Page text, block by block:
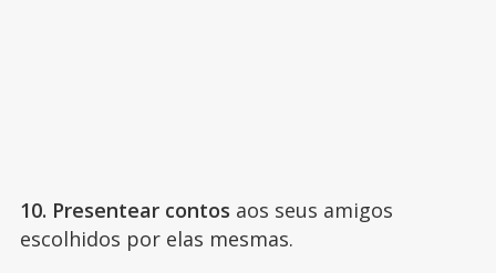
10. Presentear contos aos seus amigos
escolhidos por elas mesmas.